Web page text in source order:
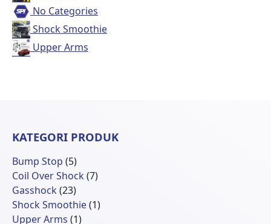
No Categories
Shock Smoothie
Upper Arms
KATEGORI PRODUK
Bump Stop 55
Produk
Coil Over Shock 77
Gasshock 2323
Produk
Shock Smoothie 11
Upper Arms 11